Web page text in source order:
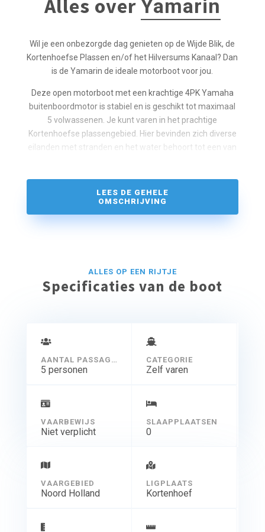
Alles over Yamarin
Wil je een onbezorgde dag genieten op de Wijde Blik, de
Kortenhoefse Plassen en/of het Hilversums Kanaal? Dan
is de Yamarin de ideale motorboot voor jou.
Deze open motorboot met een krachtige 4PK Yamaha
buitenboordmotor is stabiel en is geschikt tot maximaal
5 volwassenen. Je kunt varen in het prachtige
Kortenhoefse plassengebied. Hier bevinden zich diverse
eilanden met stranden en het water behoort tot een van
LEES DE GEHELE
OMSCHRIJVING
ALLES OP EEN RIJTJE
Specificaties van de boot
AANTAL PASSAGIERS
5 personen
CATEGORIE
Zelf varen
VAARBEWIJS
Niet verplicht
SLAAPPLAATSEN
0
VAARGEBIED
Noord Holland
LIGPLAATS
Kortenhoef